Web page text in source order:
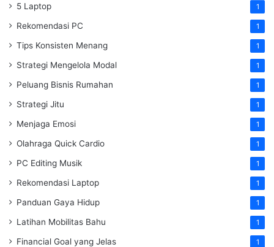
5 Laptop 1
Rekomendasi PC 1
Tips Konsisten Menang 1
Strategi Mengelola Modal 1
Peluang Bisnis Rumahan 1
Strategi Jitu 1
Menjaga Emosi 1
Olahraga Quick Cardio 1
PC Editing Musik 1
Rekomendasi Laptop 1
Panduan Gaya Hidup 1
Latihan Mobilitas Bahu 1
Financial Goal yang Jelas 1